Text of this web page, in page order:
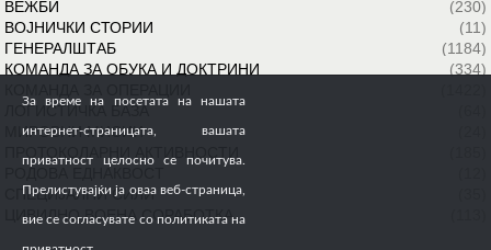
ВЕЖБИ
(230)
ВОЈНИЧКИ СТОРИИ
(11)
ГЕНЕРАЛШТАБ
(1184)
КОМАНДА ЗА ОБУКА И ДОКТРИНИ
(334)
ЛОГИСТИЧКА БАЗА
МИРОВНИ МИСИИ
СПЕЦИЈАЛНИ СИЛИ
ЦИВИЛНО ВОЕНА СОРАБОТКА
За време на посетата на нашата
интернет-страницата, вашата
приватност целосно се почитува.
Прелистувајќи ја оваа веб-страница,
вие се согласувате со политиката на